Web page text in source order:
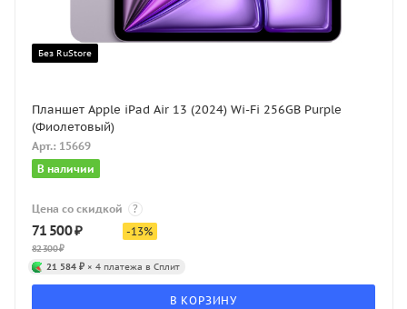
Без RuStore
Планшет Apple iPad Air 13 (2024) Wi-Fi 256GB Purple
(Фиолетовый)
Арт.: 15669
В наличии
Цена со скидкой ?
71 500₽
82 300₽
-13%
21 584 ₽ × 4 платежа в Сплит
В КОРЗИНУ